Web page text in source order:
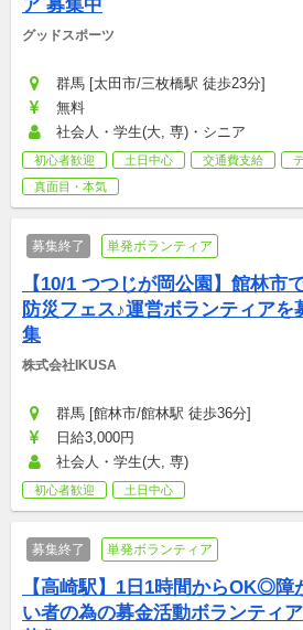
ア 募集中
グッドスポーツ
群馬 [太田市/三枚橋駅 徒歩23分]
無料
社会人・学生(大, 専)・シニア
初心者歓迎 土日中心 交通費支給
真面目・本気
募集終了 単発ボランティア
【10/1 つつじが岡公園】館林市
防災フェス♪運営ボランティアを
集
株式会社IKUSA
群馬 [館林市/館林駅 徒歩36分]
日給3,000円
社会人・学生(大, 専)
初心者歓迎 土日中心
募集終了 単発ボランティア
【高崎駅】1日1時間からOK◎障
い者の為の募金活動ボランティア